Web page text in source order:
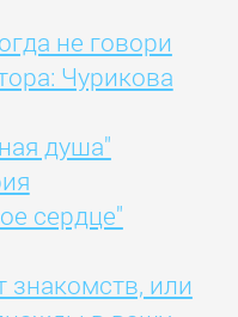
не говори
Чурикова
душа"
сердце"
знакомств, или